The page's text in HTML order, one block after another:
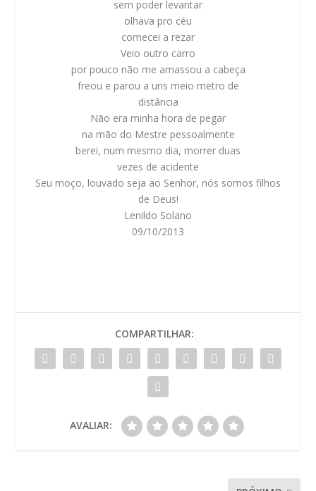
sem poder levantar
olhava pro céu
comecei a rezar
Veio outro carro
por pouco não me amassou a cabeça
freou e parou a uns meio metro de
distância
Não era minha hora de pegar
na mão do Mestre pessoalmente
berei, num mesmo dia, morrer duas
vezes de acidente
Seu moço, louvado seja ao Senhor, nós somos filhos
de Deus!
Lenildo Solano
09/10/2013
COMPARTILHAR:
AVALIAR: